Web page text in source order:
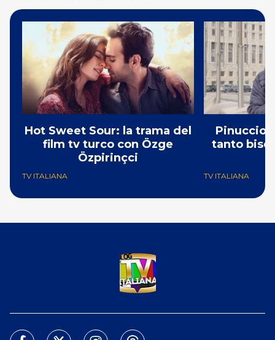
Hot Sweet Sour: la trama del
film tv turco con Özge
Özpirinçci
TV ITALIANA
Pinuccio:
tanto
TV ITALIANA